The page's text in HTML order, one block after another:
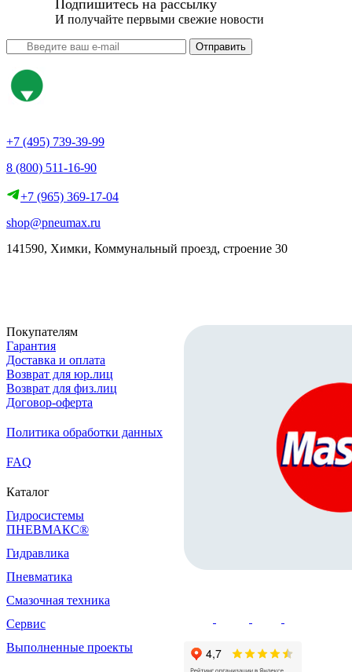
Подпишитесь на рассылку
И получайте первыми свежие новости
Отправить
+7 (495) 739-39-99
8 (800) 511-16-90
+7 (965) 369-17-04
shop@pneumax.ru
141590, Химки, Коммунальный проезд, строение 30
Покупателям
Гарантия
Доставка и оплата
Возврат для юр.лиц
Возврат для физ.лиц
Договор-оферта
Политика обработки данных
FAQ
Каталог
Гидросистемы
ПНЕВМАКС®
Гидравлика
Пневматика
Смазочная техника
Сервис
Выполненные проекты